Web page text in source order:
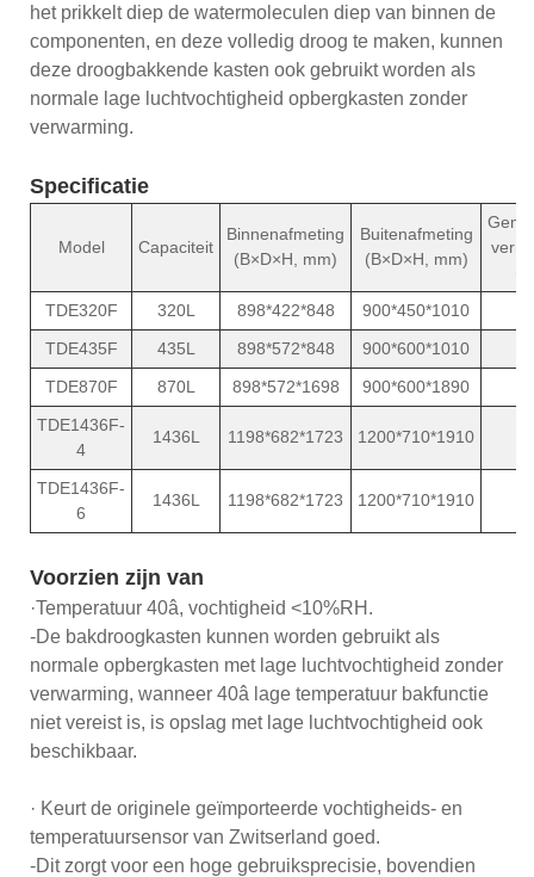
het prikkelt diep de watermoleculen diep van binnen de
componenten, en deze volledig droog te maken, kunnen
deze droogbakkende kasten ook gebruikt worden als
normale lage luchtvochtigheid opbergkasten zonder
verwarming.
Specificatie
Model Capaciteit
Binnenafmeting
(B×D×H, mm)
Buitenafmeting
(B×D×H, mm)
TDE320F
320L 898*422*848
900*450*1010
TDE435F
435L 898*572*848
900*600*1010
TDE870F
870L 898*572*1698
900*600*1890
TDE1436F-
4
1436L 1198*682*1723 1200*710*1910
TDE1436F-
6
1436L 1198*682*1723 1200*710*1910
Voorzien zijn van
·Temperatuur 40â, vochtigheid <10%RH.
-De bakdroogkasten kunnen worden gebruikt als
normale opbergkasten met lage luchtvochtigheid zonder
verwarming, wanneer 40â lage temperatuur bakfunctie
niet vereist is, is opslag met lage luchtvochtigheid ook
beschikbaar.
· Keurt de originele geïmporteerde vochtigheids- en
temperatuursensor van Zwitserland goed.
-Dit zorgt voor een hoge gebruiksprecisie, bovendien